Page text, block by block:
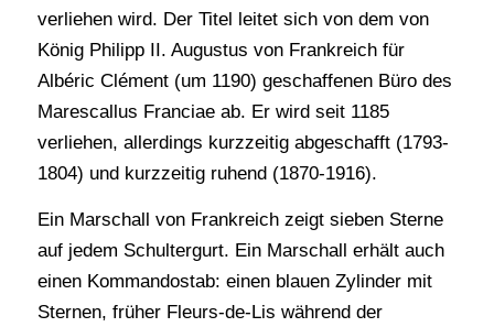
verliehen wird. Der Titel leitet sich von dem von
König Philipp II. Augustus von Frankreich für
Albéric Clément (um 1190) geschaffenen Büro des
Marescallus Franciae ab. Er wird seit 1185
verliehen, allerdings kurzzeitig abgeschafft (1793-
1804) und kurzzeitig ruhend (1870-1916).
Ein Marschall von Frankreich zeigt sieben Sterne
auf jedem Schultergurt. Ein Marschall erhält auch
einen Kommandostab: einen blauen Zylinder mit
Sternen, früher Fleurs-de-Lis während der